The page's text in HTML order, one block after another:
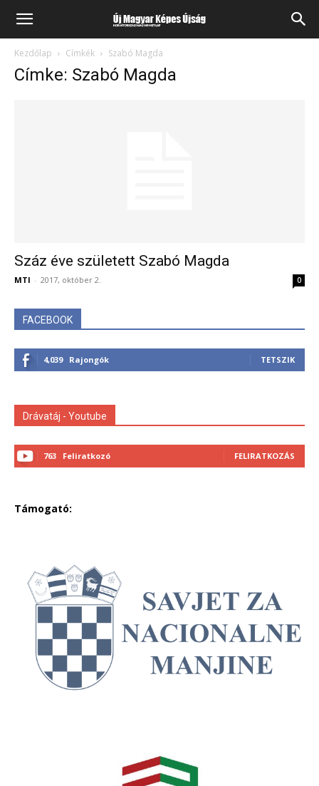
Kezdőlap Címkék Szabó Magda
Címke: Szabó Magda
Száz éve született Szabó Magda
MTI - 2017, október 2. 0
FACEBOOK
4,039 Rajongók TETSZIK
Drávatáj - Youtube
763 Feliratkozó FELIRATKOZÁS
Támogató: